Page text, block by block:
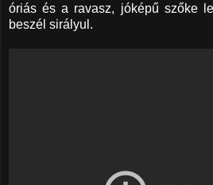
óriás és a ravasz, jóképű szőke
beszél sirályul.